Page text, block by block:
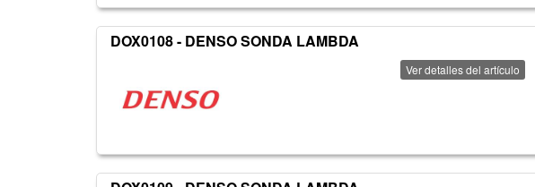
DOX0108 - DENSO SONDA LAMBDA
Ver detalles del artículo